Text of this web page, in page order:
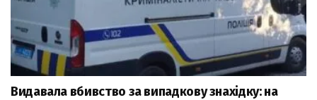
Видавала вбивство за випадкову знахідку: на